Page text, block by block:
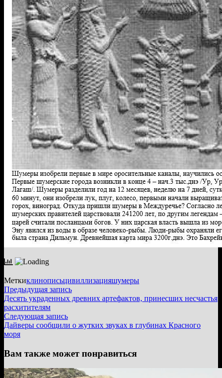
Меткиклинописьцивиллизацияшумеры
Навигация
по
записям
Предыдущая записьПредыдущая
запись:
Десять украденных древних артефактов, принесших несчастья
расхитителям
Следующая записьСледующая
запись:
Дайверы сообщили о жутких звуках в глубинах Красного
моря
Вам также может понравиться